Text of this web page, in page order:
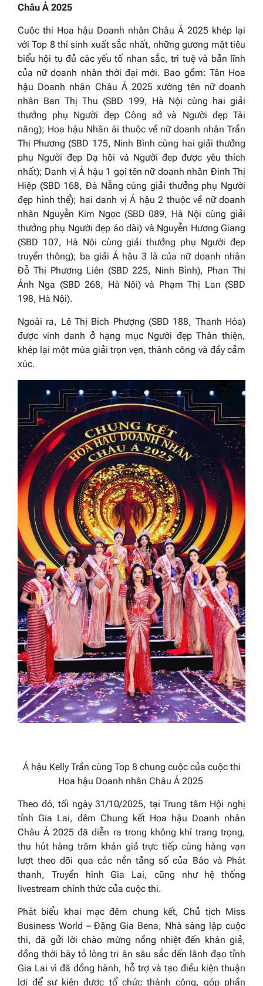
Châu Á 2025
Cuộc thi Hoa hậu Doanh nhân Châu Á 2025 khép lại
với Top 8 thí sinh xuất sắc nhất, những gương mặt tiêu
biểu hội tụ đủ các yếu tố nhan sắc, trí tuệ và bản lĩnh
của nữ doanh nhân thời đại mới. Bao gồm: Tân Hoa
hậu Doanh nhân Châu Á 2025 xướng tên nữ doanh
nhân Ban Thị Thu (SBD 199, Hà Nội cùng hai giải
thưởng phụ Người đẹp Công sở và Người đẹp Tài
năng); Hoa hậu Nhân ái thuộc về nữ doanh nhân Trần
Thị Phương (SBD 175, Ninh Bình cùng hai giải thưởng
phụ Người đẹp Dạ hội và Người đẹp được yêu thích
nhất); Danh vị Á hậu 1 gọi tên nữ doanh nhân Đinh Thị
Hiệp (SBD 168, Đà Nẵng cùng giải thưởng phụ Người
đẹp hình thể); hai danh vị Á hậu 2 thuộc về nữ doanh
nhân Nguyễn Kim Ngọc (SBD 089, Hà Nội cùng giải
thưởng phụ Người đẹp áo dài) và Nguyễn Hương Giang
(SBD 107, Hà Nội cùng giải thưởng phụ Người đẹp
truyền thông); ba giải Á hậu 3 là của nữ doanh nhân
Đỗ Thị Phương Liên (SBD 225, Ninh Bình), Phan Thị
Ánh Nga (SBD 268, Hà Nội) và Phạm Thị Lan (SBD
198, Hà Nội).
Ngoài ra, Lê Thị Bích Phượng (SBD 188, Thanh Hóa)
được vinh danh ở hạng mục Người đẹp Thân thiện,
khép lại một mùa giải trọn vẹn, thành công và đầy cảm
xúc.
Á hậu Kelly Trần cùng Top 8 chung cuộc của cuộc thi
Hoa hậu Doanh nhân Châu Á2025
Theo đó, tối ngày 31/10/2025, tại Trung tâm Hội nghị
tỉnh Gia Lai, đêm Chung kết Hoa hậu Doanh nhân
Châu Á 2025 đã diễn ra trong không khí trang trọng,
thu hút hàng trăm khán giả trực tiếp cùng hàng vạn
lượt theo dõi qua các nền tảng số của Báo và Phát
thanh, Truyền hình Gia Lai, cũng như hệ thống
livestream chính thức của cuộc thi.
Phát biểu khai mạc đêm chung kết, Chủ tịch Miss
Business World – Đặng Gia Bena, Nhà sáng lập cuộc
thi, đã gửi lời chào mừng nồng nhiệt đến khán giả,
đồng thời bày tỏ lòng tri ân sâu sắc đến lãnh đạo tỉnh
Gia Lai vì đã đồng hành, hỗ trợ và tạo điều kiện thuận
lợi để sự kiện được tổ chức thành công, góp phần